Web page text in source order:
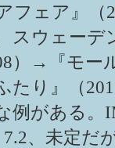
フェア』
、スウェー
）→『モー
たり』（
例がある。
7.2、未定だ